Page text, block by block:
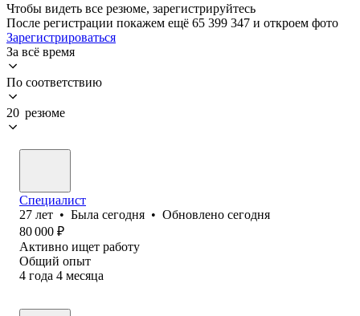
Чтобы видеть все резюме, зарегистрируйтесь
После регистрации покажем ещё 65 399 347 и откроем фото
Зарегистрироваться
За всё время
По соответствию
20 резюме
Специалист
27 лет • Была сегодня • Обновлено сегодня
80 000 ₽
Активно ищет работу
Общий опыт
4 года 4 месяца